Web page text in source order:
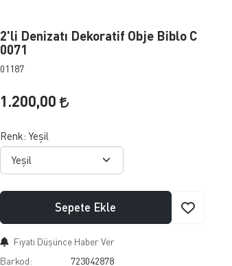
2'li Denizatı Dekoratif Obje Biblo C
0071
01187
1.200,00
Renk:Yeşil
Sepete Ekle
Fiyatı Düşünce Haber Ver
Barkod:
723042878